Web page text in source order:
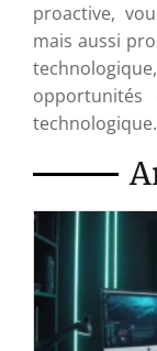
proactive,
mais aussi
technologique.